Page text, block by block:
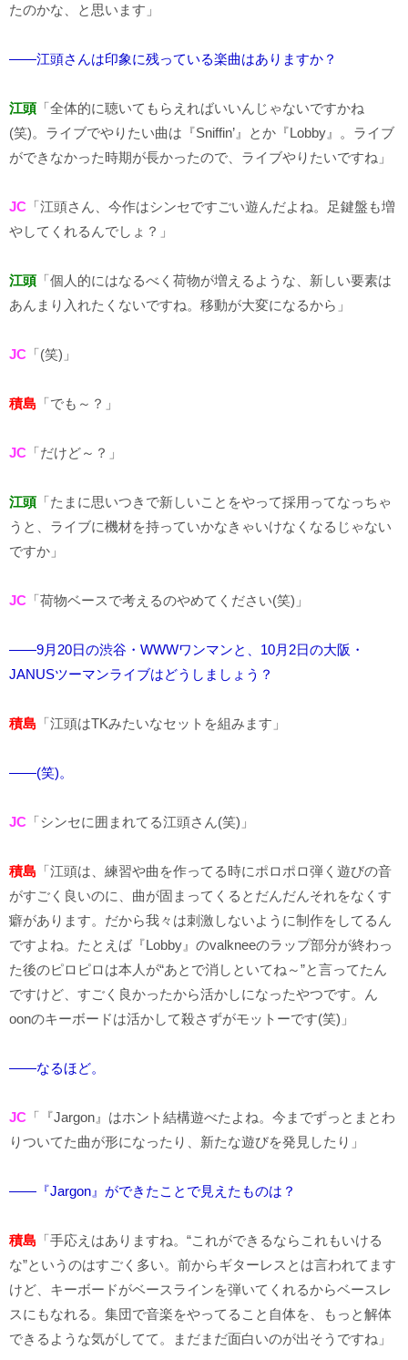
たのかな、と思います」
――江頭さんは印象に残っている楽曲はありますか？
江頭 「全体的に聴いてもらえればいいんじゃないですかね
(笑)。ライブでやりたい曲は『Sniffin’』とか『Lobby』。ライブ
ができなかった時期が長かったので、ライブやりたいですね」
JC 「江頭さん、今作はシンセですごい遊んだよね。足鍵盤も増
やしてくれるんでしょ？」
江頭 「個人的にはなるべく荷物が増えるような、新しい要素は
あんまり入れたくないですね。移動が大変になるから」
JC 「(笑)」
積島 「でも～？」
JC 「だけど～？」
江頭 「たまに思いつきで新しいことをやって採用ってなっちゃ
うと、ライブに機材を持っていかなきゃいけなくなるじゃない
ですか」
JC 「荷物ベースで考えるのやめてください(笑)」
――9月20日の渋谷・WWWワンマンと、10月2日の大阪・
JANUSツーマンライブはどうしましょう？
積島 「江頭はTKみたいなセットを組みます」
――(笑)。
JC 「シンセに囲まれてる江頭さん(笑)」
積島 「江頭は、練習や曲を作ってる時にポロポロ弾く遊びの音
がすごく良いのに、曲が固まってくるとだんだんそれをなくす
癖があります。だから我々は刺激しないように制作をしてるん
ですよね。たとえば『Lobby』のvalkneeのラップ部分が終わっ
た後のピロピロは本人が“あとで消しといてね～”と言ってたん
ですけど、すごく良かったから活かしになったやつです。ん
oonのキーボードは活かして殺さずがモットーです(笑)」
――なるほど。
JC 「『Jargon』はホント結構遊べたよね。今までずっとまとわ
りついてた曲が形になったり、新たな遊びを発見したり」
――『Jargon』ができたことで見えたものは？
積島 「手応えはありますね。“これができるならこれもいける
な”というのはすごく多い。前からギターレスとは言われてます
けど、キーボードがベースラインを弾いてくれるからベースレ
スにもなれる。集団で音楽をやってること自体を、もっと解体
できるような気がしてて。まだまだ面白いのが出そうですね」